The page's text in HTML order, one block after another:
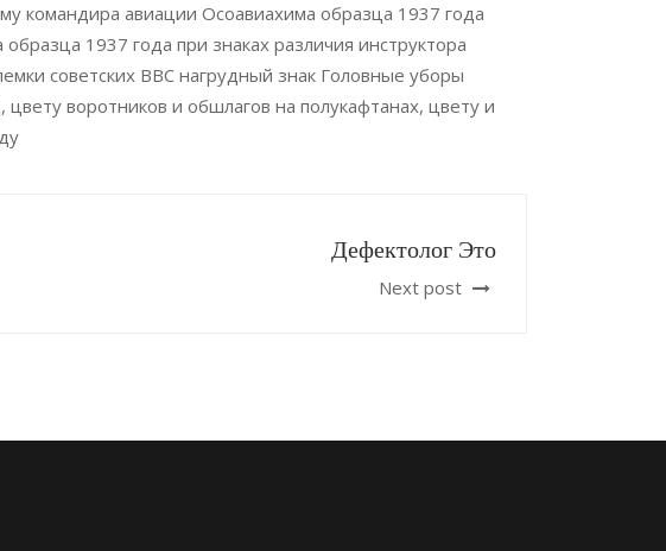
командира авиации Осоавиахима образца 1937 года
1937 года при знаках различия инструктора
советских ВВС нагрудный знак Головные уборы
воротников и обшлагов на полукафтанах, цвету и
Дефектолог Это
Next post